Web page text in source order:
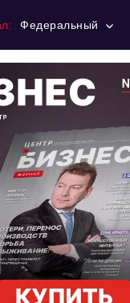
Федеральный